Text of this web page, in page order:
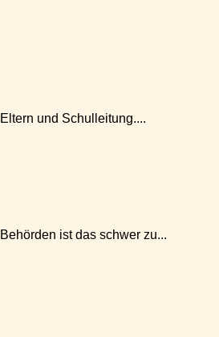
und Schulleitung....
ist das schwer zu...